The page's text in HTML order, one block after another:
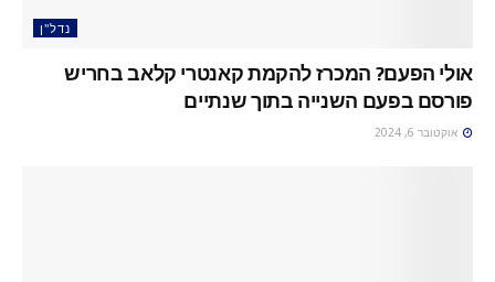
נדל"ן
אולי הפעם? המכרז להקמת קאנטרי קלאב בחריש
פורסם בפעם השנייה בתוך שנתיים
אוקטובר 6, 2024